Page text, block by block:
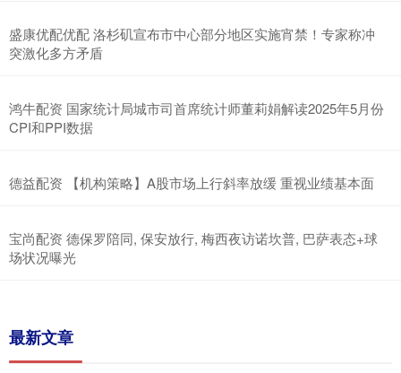
盛康优配优配 洛杉矶宣布市中心部分地区实施宵禁！专家称冲
突激化多方矛盾
鸿牛配资 国家统计局城市司首席统计师董莉娟解读2025年5月份
CPI和PPI数据
德益配资 【机构策略】A股市场上行斜率放缓 重视业绩基本面
宝尚配资 德保罗陪同, 保安放行, 梅西夜访诺坎普, 巴萨表态+球
场状况曝光
最新文章